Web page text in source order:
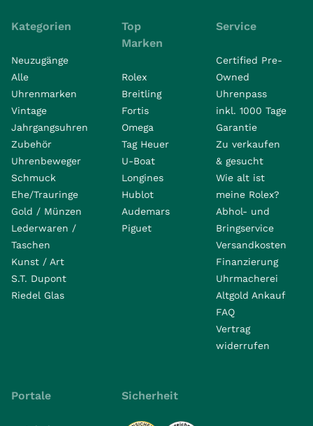
Kategorien
Neuzugänge
Alle
Uhrenmarken
Vintage
Jahrgangsuhren
Zubehör
Uhrenbeweger
Schmuck
Ehe/Trauringe
Gold / Münzen
Lederwaren /
Taschen
Kunst / Art
S.T. Dupont
Riedel Glas
Top
Marken
Rolex
Breitling
Fortis
Omega
Tag Heuer
U-Boat
Longines
Hublot
Audemars
Piguet
Service
Certified Pre-
Owned
Uhrenpass
inkl. 1000 Tage
Garantie
Zu verkaufen
& gesucht
Wie alt ist
meine Rolex?
Abhol- und
Bringservice
Versandkosten
Finanzierung
Uhrmacherei
Altgold Ankauf
FAQ
Vertrag
widerrufen
Portale Sicherheit